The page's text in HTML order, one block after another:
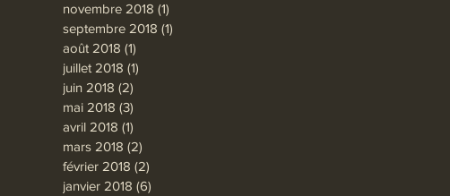
novembre 2018 (1)
septembre 2018 (1)
août 2018 (1)
juillet 2018 (1)
juin 2018 (2)
mai 2018 (3)
avril 2018 (1)
mars 2018 (2)
février 2018 (2)
janvier 2018 (6)